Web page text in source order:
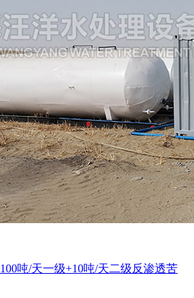
100吨/天一级+10吨/天二级反渗透苦